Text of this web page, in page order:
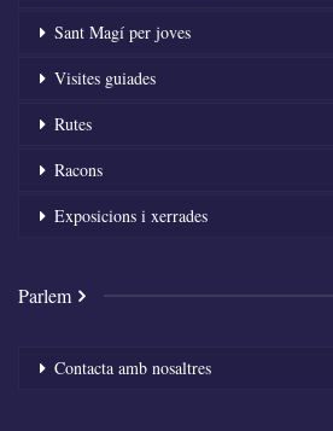
Sant Magí per joves
Visites guiades
Rutes
Racons
Exposicions i xerrades
Parlem
Contacta amb nosaltres